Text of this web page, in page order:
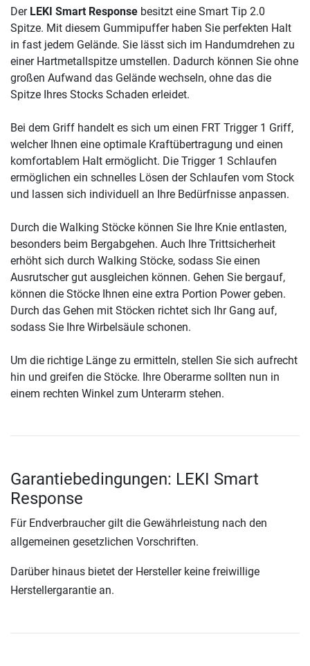
Der LEKI Smart Response besitzt eine Smart Tip 2.0
Spitze. Mit diesem Gummipuffer haben Sie perfekten Halt
in fast jedem Gelände. Sie lässt sich im Handumdrehen zu
einer Hartmetallspitze umstellen. Dadurch können Sie ohne
großen Aufwand das Gelände wechseln, ohne das die
Spitze Ihres Stocks Schaden erleidet.
Bei dem Griff handelt es sich um einen FRT Trigger 1 Griff,
welcher Ihnen eine optimale Kraftübertragung und einen
komfortablem Halt ermöglicht. Die Trigger 1 Schlaufen
ermöglichen ein schnelles Lösen der Schlaufen vom Stock
und lassen sich individuell an Ihre Bedürfnisse anpassen.
Durch die Walking Stöcke können Sie Ihre Knie entlasten,
besonders beim Bergabgehen. Auch Ihre Trittsicherheit
erhöht sich durch Walking Stöcke, sodass Sie einen
Ausrutscher gut ausgleichen können. Gehen Sie bergauf,
können die Stöcke Ihnen eine extra Portion Power geben.
Durch das Gehen mit Stöcken richtet sich Ihr Gang auf,
sodass Sie Ihre Wirbelsäule schonen.
Um die richtige Länge zu ermitteln, stellen Sie sich aufrecht
hin und greifen die Stöcke. Ihre Oberarme sollten nun in
einem rechten Winkel zum Unterarm stehen.
Garantiebedingungen: LEKI Smart
Response
Für Endverbraucher gilt die Gewährleistung nach den
allgemeinen gesetzlichen Vorschriften.
Darüber hinaus bietet der Hersteller keine freiwillige
Herstellergarantie an.